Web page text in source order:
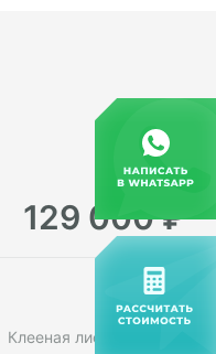
129 000₽
Клееная лиственница